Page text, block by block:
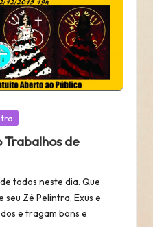
de
todos neste dia. Que
seu Zé Pelintra, Exus e
e tragam bons e